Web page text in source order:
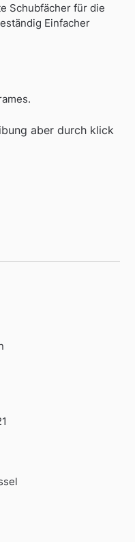
Schubfächer für die
Einfacher
aber durch klick